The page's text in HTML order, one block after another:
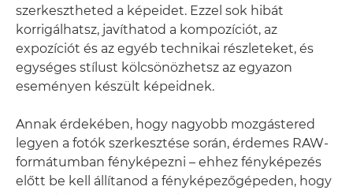
szerkesztheted a képeidet. Ezzel sok hibát
korrigálhatsz, javíthatod a kompozíciót, az
expozíciót és az egyéb technikai részleteket, és
egységes stílust kölcsönözhetsz az egyazon
eseményen készült képeidnek.
Annak érdekében, hogy nagyobb mozgástered
legyen a fotók szerkesztése során, érdemes RAW-
formátumban fényképezni – ehhez fényképezés
előtt be kell állítanod a fényképezőgépeden, hogy